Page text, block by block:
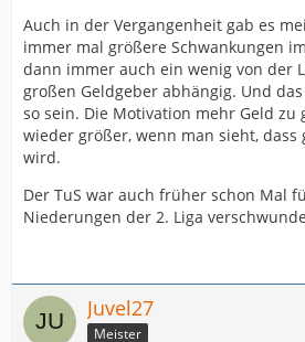
Auch in der Vergangenheit gab es
immer mal größere Schwankungen
dann immer auch ein wenig von der
großen Geldgeber abhängig. Und
so sein. Die Motivation mehr Geld zu
wieder größer, wenn man sieht,
wird.
Der TuS war auch früher schon Mal
Niederungen der 2. Liga
Juvel27
Meister